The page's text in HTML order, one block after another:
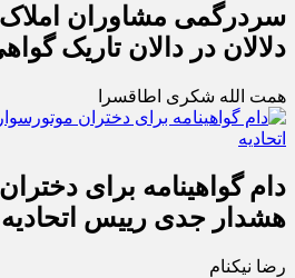
سردرگمی مشاوران املاک
دلالان در دالان تاریک
همت الله شکری اطاقسرا
دام گواهینامه برای
هشدار جدی رییس اتحادیه
رضا نیکنام